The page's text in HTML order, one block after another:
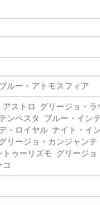
ルー・アトモスフィア
アストロ グリージョ・ラ
ンペスタ ブルー・イン
・ロイヤル ナイト・イ
リージョ・カンジャン
トゥーリズモ グリージョ
コ